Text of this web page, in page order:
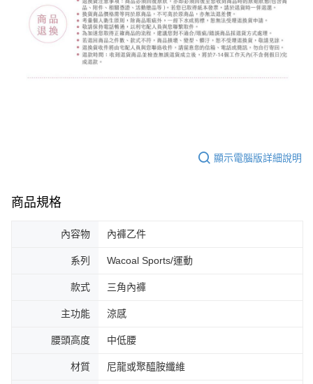
顯示電腦版詳細說明
商品規格
內容物 內褲乙件
系列 Wacoal Sports/運動
款式 三角內褲
主功能 涼感
腰頭高度 中低腰
材質 尼龍或聚醯胺纖維